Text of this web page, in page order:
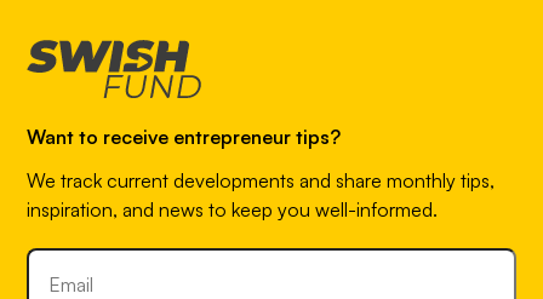
Want to receive entrepreneur tips?
We track current developments and share monthly tips,
inspiration, and news to keep you well-informed.